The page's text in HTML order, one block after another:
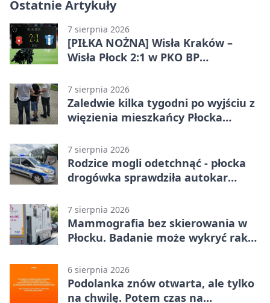
Ostatnie Artykuły
7 sierpnia 2026
[PIŁKA NOŻNA] Wisła Kraków –
Wisła Płock 2:1 w PKO BP
rozstrzygnęli mecz przed przerwą
7 sierpnia 2026
Zaledwie kilka tygodni po wyjściu z
więzienia mieszkańcy Płocka
7 sierpnia 2026
Rodzice mogli odetchnąć - płocka
drogówka sprawdziła autokar
7 sierpnia 2026
Mammografia bez skierowania w
Płocku. Badanie może wykryć raka,
6 sierpnia 2026
Podolanka znów otwarta, ale tylko
na chwilę. Potem czas na